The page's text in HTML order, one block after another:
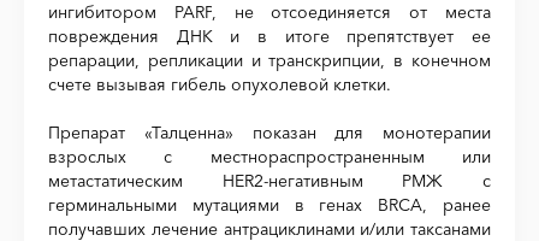
ингибитором PARP, не отсоединяется от места
повреждения ДНК и в итоге препятствует ее
репарации, репликации и транскрипции, в конечном
счете вызывая гибель опухолевой клетки.
Препарат «Талценна» показан для монотерапии
взрослых с местнораспространенным или
метастатическим HER2-негативным РМЖ с
герминальными мутациями в генах BRCA, ранее
получавших лечение антрациклинами и/или таксанами